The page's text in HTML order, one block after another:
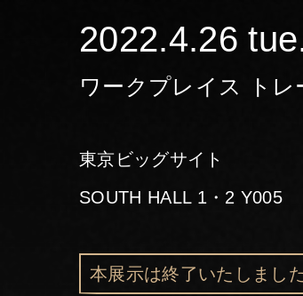
2022.4.26
ワークプレイス トレ
東京ビッグサイト
SOUTH HALL 1・2 Y005
本展示は終了いたしまし